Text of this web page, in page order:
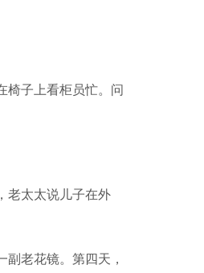
子上看柜员忙。问
老太太说儿子在外
老花镜。第四天，